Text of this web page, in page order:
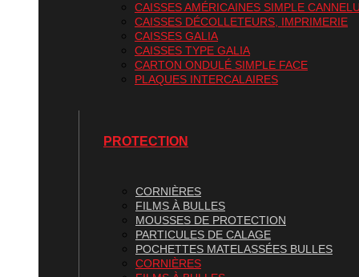
CAISSES AMÉRICAINES SIMPLE
CAISSES DÉCOLLETEURS, IMPRIMERIE
CAISSES GALIA
CAISSES TYPE GALIA
CARTON ONDULÉ SIMPLE FACE
PLAQUES INTERCALAIRES
PROTECTION
CORNIÈRES
FILMS À BULLES
MOUSSES DE PROTECTION
PARTICULES DE CALAGE
POCHETTES MATELASSÉES BULLES
CORNIÈRES